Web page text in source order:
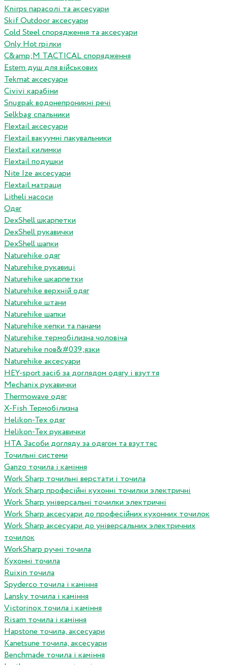
Knirps парасолі та аксесуари
Skif Outdoor аксесуари
Cold Steel спорядження та аксесуари
Only Hot грілки
C&amp;M TACTICAL спорядження
Estem душ для військових
Tekmat аксесуари
Сivivi карабіни
Snugpak водонепроникні речі
Selkbag спальники
Flextail аксесуари
Flextail вакуумні пакувальники
Flextail килимки
Flextail подушки
Nite Ize аксесуари
Flextail матраци
Litheli насоси
Одяг
DexShell шкарпетки
DexShell рукавички
DexShell шапки
Naturehike одяг
Naturehike рукавиці
Naturehike шкарпетки
Naturehike верхній одяг
Naturehike штани
Naturehike шапки
Naturehike кепки та панами
Naturehike термобілизна чоловіча
Naturehike пов&#039;язки
Naturehike аксесуари
HEY-sport засіб за доглядом одягу і взуття
Mechanix рукавички
Thermowave одяг
X-Fish Термобілизна
Helikon-Tex одяг
Helikon-Tex рукавички
HTA Засоби догляду за одягом та взуттяс
Точильні системи
Ganzo точила і каміння
Work Sharp точильні верстати і точила
Work Sharp професiйнi кухоннi точилки электричнi
Work Sharp унiверсальнi точилки электричнi
Work Sharp аксесуари до професiйних кухонних точилок
Work Sharp аксесуари до унiверсальних электричних
точилок
WorkSharp ручні точила
Кухонні точила
Ruixin точила
Spyderco точила і каміння
Lansky точила і каміння
Victorinox точила і каміння
Risam точила і каміння
Hapstone точила, аксесуари
Kanetsune точила, аксесуари
Benchmade точила і каміння